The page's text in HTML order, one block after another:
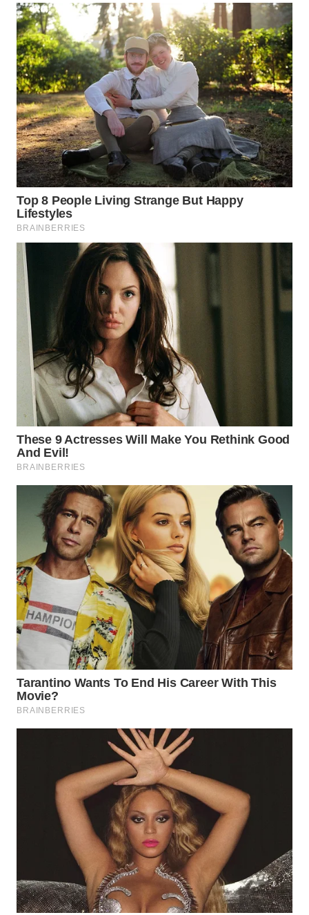
WN
DAIRI
WN
DANAU
TOBA
WN
NIAS
WN
LANGKAT
TANJUNG
LESUNG
WN
KARO
WN
SIMALUNGUN
WN
LABUHANBATU
WN
TAPANULI
TENGAH
WN DELI
SERDANG
WN
TINGGI
WN
PAKPAK
WN